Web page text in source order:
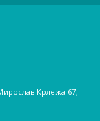
Крлежа 67,